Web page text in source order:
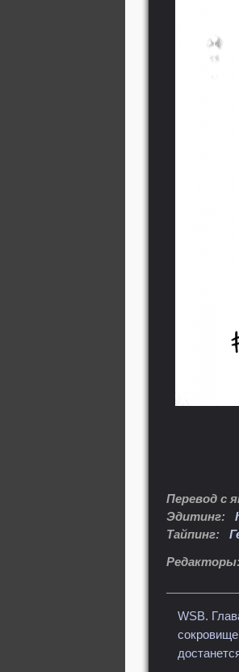
Перевод с
Эдитинг:
Тайпинг:
Редакторы:
WSB.